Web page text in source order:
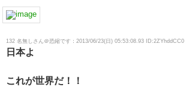
132 名無しさん＠恐縮です：2013/06/23(日) 05:53:08.93 ID:2ZYhddCC0
日本よ
これが世界だ！！